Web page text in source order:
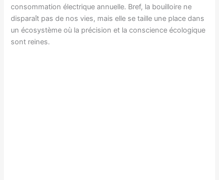
consommation électrique annuelle. Bref, la bouilloire ne
disparaît pas de nos vies, mais elle se taille une place dans
un écosystème où la précision et la conscience écologique
sont reines.